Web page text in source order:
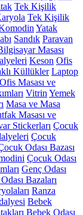
Tek Kişilik
Tek Kişilik
Yatak
Sandık Paravan
Masası
Keson Ofis
Küllükler Laptop
Ofis Masası ve
Vitrin Yemek
Masa ve Masa
Masası ve
Stickerları Çocuk
Çocuk
Odası Bazası
Çocuk Odası
Genç Odası
Bazaları
Ranza
Bebek
Bebek Odası